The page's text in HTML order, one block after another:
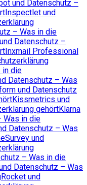
und Datenschutz –
Inspectlet und
– Was in die
Datenschutz –
Inxmail Professional
in die
Datenschutz – Was
und Datenschutz
Kissmetrics und
gehörtKlarna
Was in die
Datenschutz – Was
und
– Was in die
Datenschutz – Was
und